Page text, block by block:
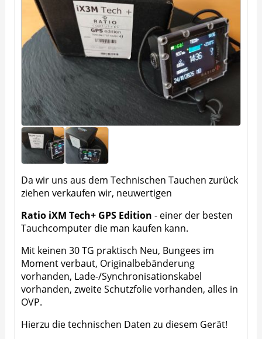
Da wir uns aus dem Technischen Tauchen zurück
ziehen verkaufen wir, neuwertigen
Ratio iXM Tech+ GPS Edition- einer der besten
Tauchcomputer die man kaufen kann.
Mit keinen 30 TG praktisch Neu, Bungees im
Moment verbaut, Originalbebänderung
vorhanden, Lade-/Synchronisationskabel
vorhanden, zweite Schutzfolie vorhanden, alles in
OVP.
Hierzu die technischen Daten zu diesem Gerät!